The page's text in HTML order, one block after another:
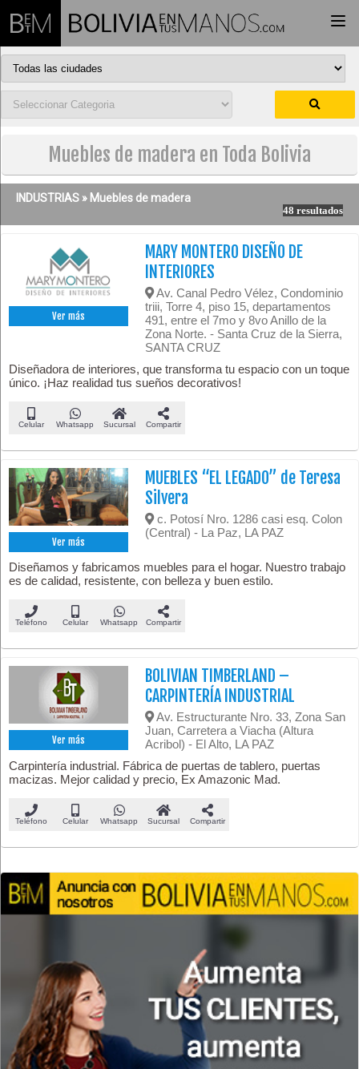
Muebles de madera en Toda Bolivia
INDUSTRIAS » Muebles de madera
48 resultados
Ver más
MARY MONTERO DISEÑO DE
INTERIORES
Av. Canal Pedro Vélez, Condominio
triii, Torre 4, piso 15, departamentos
491, entre el 7mo y 8vo Anillo de la
Zona Norte. - Santa Cruz de la Sierra,
SANTA CRUZ
Diseñadora de interiores, que transforma tu espacio con un toque
único. ¡Haz realidad tus sueños decorativos!
Celular Whatsapp Sucursal Compartir
Ver más
MUEBLES “EL LEGADO” de Teresa
Silvera
c. Potosí Nro. 1286 casi esq. Colon
(Central) - La Paz, LA PAZ
Diseñamos y fabricamos muebles para el hogar. Nuestro trabajo
es de calidad, resistente, con belleza y buen estilo.
Teléfono Celular Whatsapp Compartir
Ver más
BOLIVIAN TIMBERLAND –
CARPINTERÍA INDUSTRIAL
Av. Estructurante Nro. 33, Zona San
Juan, Carretera a Viacha (Altura
Acribol) - El Alto, LA PAZ
Carpintería industrial. Fábrica de puertas de tablero, puertas
macizas. Mejor calidad y precio, Ex Amazonic Mad.
Teléfono Celular Whatsapp Sucursal Compartir